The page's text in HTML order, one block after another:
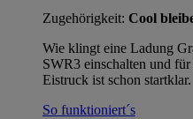
Zugehörigkeit: Cool
Wie klingt eine Ladung
SWR3 einschalten und
Eistruck ist schon startklar.
So funktioniert´s